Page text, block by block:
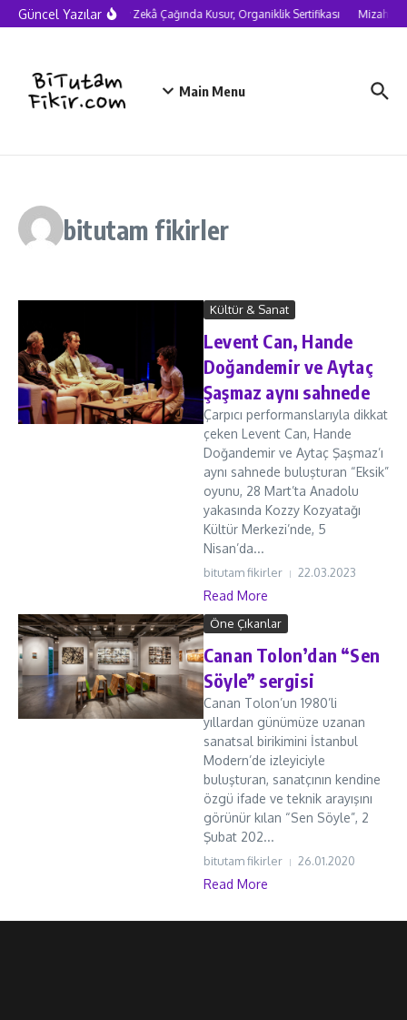
Skip to content
Güncel YazılarYapay Zekâ Çağında Kusur, Organiklik Sertifikası Mizah
Main Menu
bitutam fikirler
Kültür & Sanat
Levent Can, Hande
Doğandemir ve Aytaç
Şaşmaz aynı sahnede
Çarpıcı performanslarıyla dikkat
çeken Levent Can, Hande
Doğandemir ve Aytaç Şaşmaz’ı
aynı sahnede buluşturan “Eksik”
oyunu, 28 Mart’ta Anadolu
yakasında Kozzy Kozyatağı
Kültür Merkezi’nde, 5
Nisan’da...
bitutam fikirler 22.03.2023
Read More
Öne Çıkanlar
Canan Tolon’dan “Sen
Söyle” sergisi
Canan Tolon’un 1980’li
yıllardan günümüze uzanan
sanatsal birikimini İstanbul
Modern’de izleyiciyle
buluşturan, sanatçının kendine
özgü ifade ve teknik arayışını
görünür kılan “Sen Söyle”, 2
Şubat 202...
bitutam fikirler 26.01.2020
Read More